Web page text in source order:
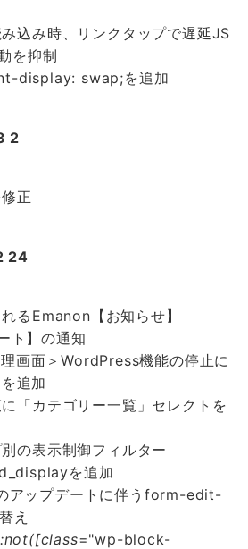
込み時、リンクタップで遅延JS
を抑制
display: swap;を追加
2
正
24
るEmanon【お知らせ】
ト】の通知
画面＞WordPress機能の停止に
追加
「カテゴリー一覧」セレクトを
の表示制御フィルター
を追加
アップデートに伴うform-edit-
え
:not([class="wp-block-